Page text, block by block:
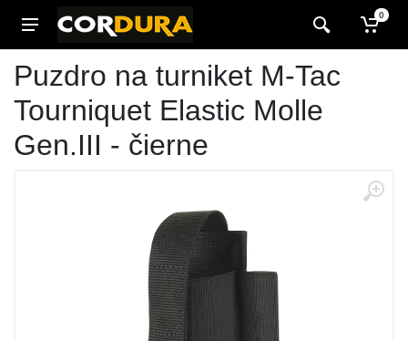
0
Puzdro na turniket M-Tac
Tourniquet Elastic Molle
Gen.III - čierne